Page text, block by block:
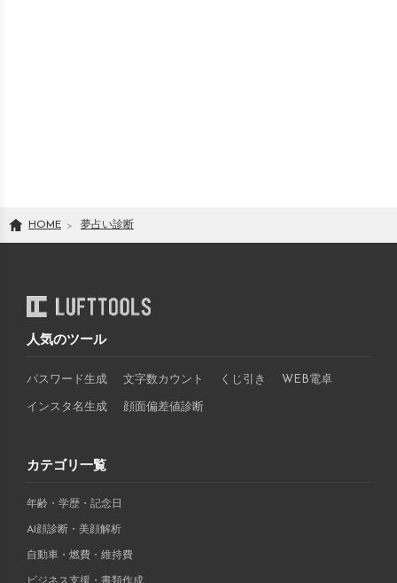
HOME 夢占い診断
人気のツール
パスワード生成 文字数カウント くじ引き WEB電卓
インスタ名生成 顔面偏差値診断
カテゴリ一覧
年齢・学歴・記念日
AI顔診断・美顔解析
自動車・燃費・維持費
ビジネス支援・書類作成